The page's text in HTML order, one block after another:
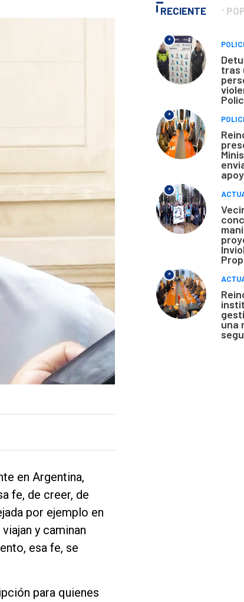
en Argentina,
fe, de creer, de
por ejemplo en
y caminan
esa fe, se
para quienes
RECIENTE
*
tras
*
*
*
una